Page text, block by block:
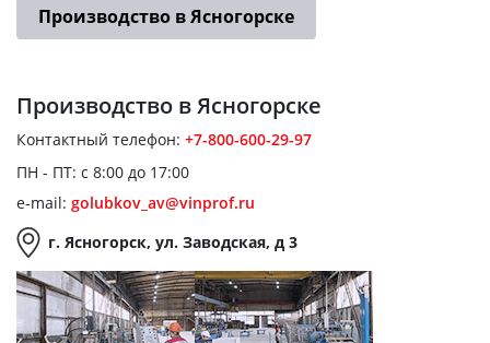
Производство в Ясногорске
Производство в Ясногорске
Контактный телефон: +7-800-600-29-97
ПН - ПТ: с 8:00 до 17:00
e-mail: golubkov_av@vinprof.ru
г. Ясногорск, ул. Заводская, д 3